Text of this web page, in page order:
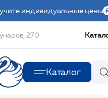
индивидуальные цены
270
Каталог